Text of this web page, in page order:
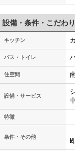
設備・条件・こだわり
キッチン
バス・トイレ
住空間
設備・サービス
特徴
条件・その他